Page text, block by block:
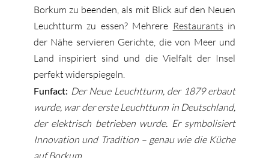
Borkum zu beenden, als mit Blick auf den Neuen
Leuchtturm zu essen? Mehrere Restaurants in
der Nähe servieren Gerichte, die von Meer und
Land inspiriert sind und die Vielfalt der Insel
perfekt widerspiegeln.
Funfact: Der Neue Leuchtturm, der 1879 erbaut
wurde, war der erste Leuchtturm in Deutschland,
der elektrisch betrieben wurde. Er symbolisiert
Innovation und Tradition – genau wie die Küche
auf Borkum.